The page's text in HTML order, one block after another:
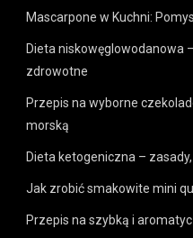
Mascarpone w Kuchni:
Dieta niskowęglowodanowa
zdrowotne
Przepis na wyborne
morską
Dieta ketogeniczna –
Jak zrobić smakowite mini
Przepis na szybką i